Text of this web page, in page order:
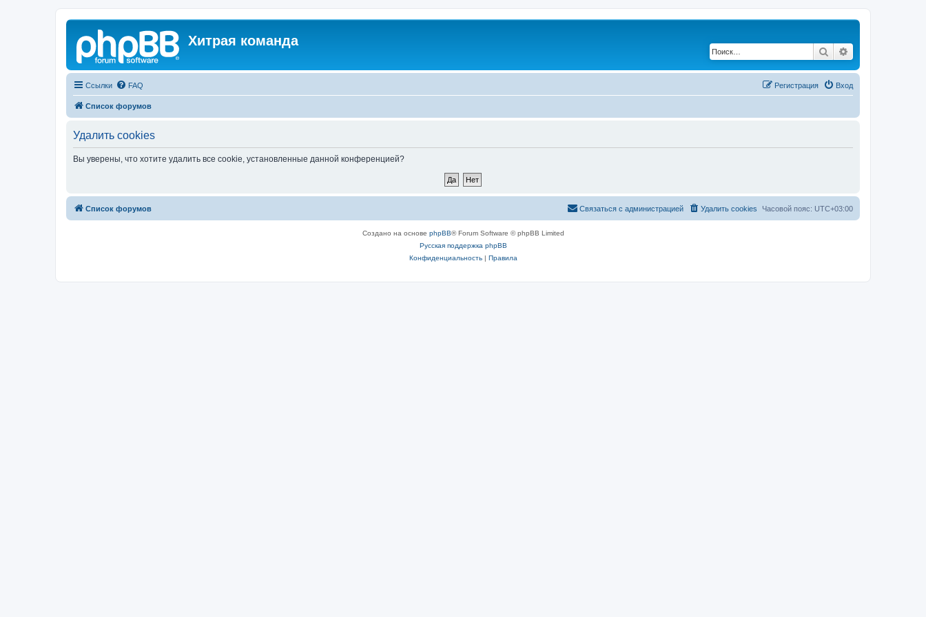
Хитрая команда
Поиск
Ссылки FAQ Вход
Регистрация
Список форумов
Удалить cookies
Вы уверены, что хотите удалить все cookie, установленные данной конференцией?
Список форумов Часовой пояс: UTC+03:00
Удалить cookies
Связаться с администрацией
Создано на основе phpBB® Forum Software © phpBB Limited
Русская поддержка phpBB
Конфиденциальность| Правила